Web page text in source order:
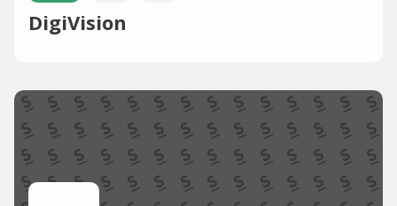
DigiVision